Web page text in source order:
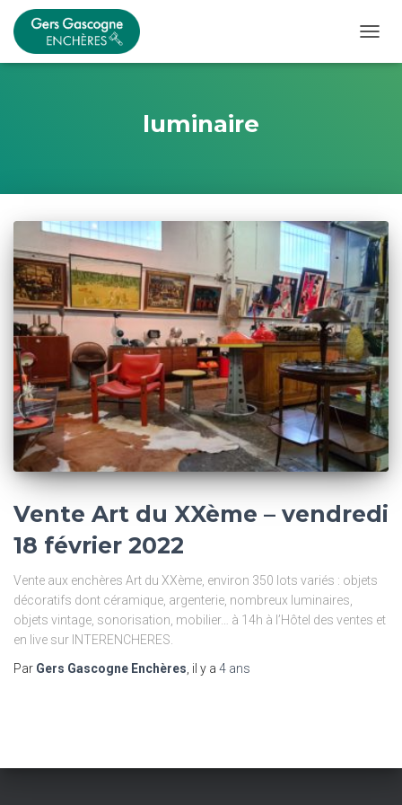
luminaire
Vente Art du XXème – vendredi
18 février 2022
Vente aux enchères Art du XXème, environ 350 lots variés : objets
décoratifs dont céramique, argenterie, nombreux luminaires,
objets vintage, sonorisation, mobilier… à 14h à l’Hôtel des ventes et
en live sur INTERENCHERES.
Par Gers Gascogne Enchères , il y a 4 ans